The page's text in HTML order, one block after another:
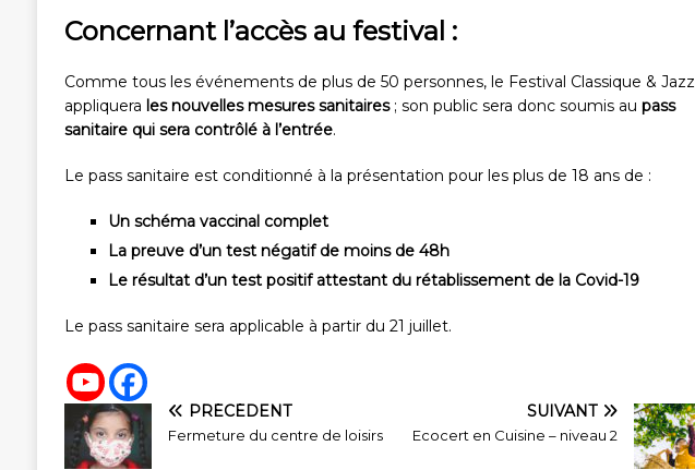
Concernant l’accès au festival :
Comme tous les événements de plus de 50 personnes, le Festival Classique & Jazz
appliquera les nouvelles mesures sanitaires ; son public sera donc soumis au pass
sanitaire qui sera contrôlé à l’entrée.
Le pass sanitaire est conditionné à la présentation pour les plus de 18 ans de :
Un schéma vaccinal complet
La preuve d’un test négatif de moins de 48h
Le résultat d’un test positif attestant du rétablissement de la Covid-19
Le pass sanitaire sera applicable à partir du 21 juillet.
PRÉCÉDENT
Fermeture du centre de loisirs
SUIVANT
Ecocert en Cuisine – niveau 2